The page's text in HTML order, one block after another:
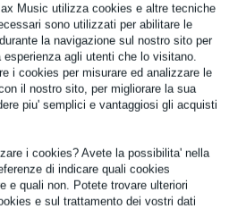
Music utilizza cookies e altre tecniche
sono utilizzati per abilitare le
la navigazione sul nostro sito per
esperienza agli utenti che lo visitano.
i cookies per misurare ed analizzare le
il nostro sito, per migliorare la sua
piu' semplici e vantaggiosi gli acquisti
i cookies? Avete la possibilita' nella
di indicare quali cookies
e quali non. Potete trovare ulteriori
e sul trattamento dei vostri dati